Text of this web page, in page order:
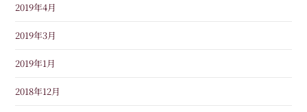
2019年4月
2019年3月
2019年1月
2018年12月